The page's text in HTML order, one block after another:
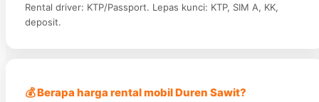
Rental driver: KTP/Passport. Lepas kunci: KTP, SIM A, KK,
deposit.
💰 Berapa harga rental mobil Duren Sawit?